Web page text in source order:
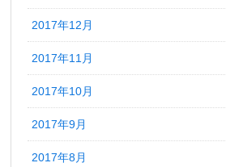
2017年12月
2017年11月
2017年10月
2017年9月
2017年8月